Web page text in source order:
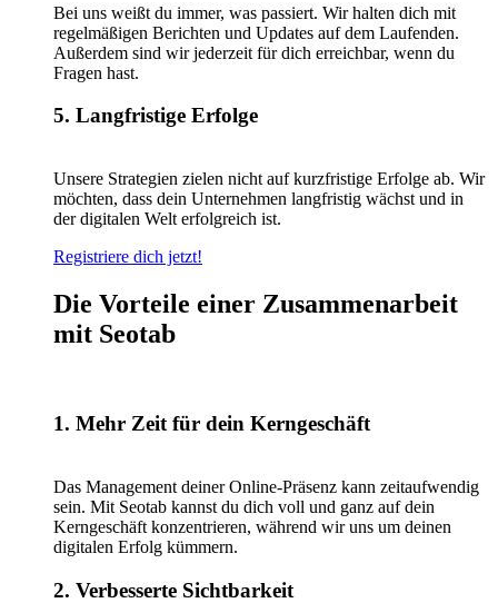
Bei uns weißt du immer, was passiert. Wir halten dich mit
regelmäßigen Berichten und Updates auf dem Laufenden.
Außerdem sind wir jederzeit für dich erreichbar, wenn du
Fragen hast.
5. Langfristige Erfolge
Unsere Strategien zielen nicht auf kurzfristige Erfolge ab. Wir
möchten, dass dein Unternehmen langfristig wächst und in
der digitalen Welt erfolgreich ist.
Registriere dich jetzt!
Die Vorteile einer Zusammenarbeit
mit Seotab
1. Mehr Zeit für dein Kerngeschäft
Das Management deiner Online-Präsenz kann zeitaufwendig
sein. Mit Seotab kannst du dich voll und ganz auf dein
Kerngeschäft konzentrieren, während wir uns um deinen
digitalen Erfolg kümmern.
2. Verbesserte Sichtbarkeit